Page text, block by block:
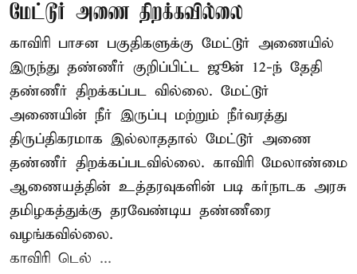
மேட்டூர் அணை திறக்கவில்லை
காவிரி பாசன பகுதிகளுக்கு மேட்டூர் அணையில்
இருந்து தண்ணீர் குறிப்பிட்ட ஜூன் 12-ந் தேதி
தண்ணீர் திறக்கப்பட வில்லை. மேட்டூர்
அணையின் நீர் இருப்பு மற்றும் நீர்வரத்து
திருப்திகரமாக இல்லாததால் மேட்டூர் அணை
தண்ணீர் திறக்கப்படவில்லை. காவிரி மேலாண்மை
ஆணையத்தின் உத்தரவுகளின் படி கர்நாடக அரசு
தமிழகத்துக்கு தரவேண்டிய தண்ணீரை
வழங்கவில்லை.
காவிரி டெல் ...